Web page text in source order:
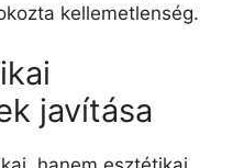
kellemetlenség.
javítása